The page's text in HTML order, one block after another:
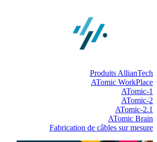
Produits AllianTech
ATomic WorkPlace
ATomic-1
ATomic-2
ATomic-2.1
ATomic Brain
Fabrication de câbles sur mesure